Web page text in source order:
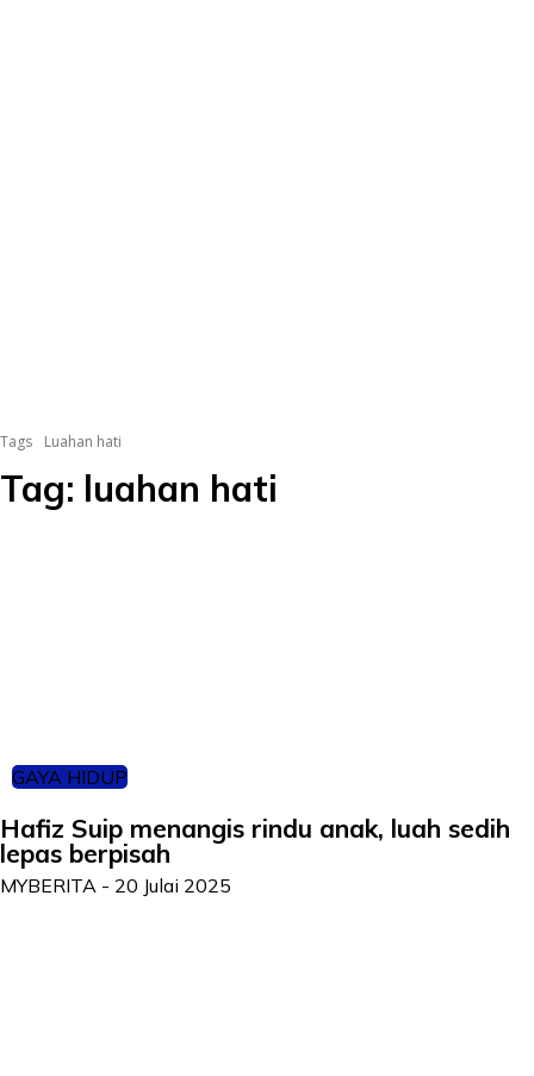
Tags Luahan hati
Tag: luahan hati
GAYA HIDUP
Hafiz Suip menangis rindu anak, luah sedih
lepas berpisah
MYBERITA - 20 Julai 2025